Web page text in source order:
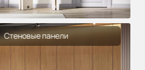
Стеновые панели